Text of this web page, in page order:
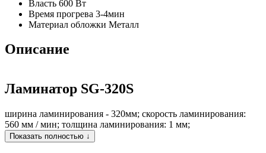
Власть 600 Вт
Время прогрева 3-4мин
Материал обложки Металл
Описание
Ламинатор SG-320S
ширина ламинирования - 320мм; скорость ламинирования:
560 мм / мин; толщина ламинирования: 1 мм;
Показать полностью ↓